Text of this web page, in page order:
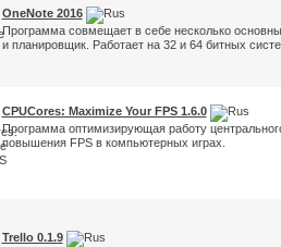
OneNote 2016
Программа совмещает в себе несколько
и планировщик. Работает на 32 и 64 битных
CPUCores: Maximize Your FPS 1.6.0
Программа оптимизирующая работу
повышения FPS в компьютерных играх.
Trello 0.1.9